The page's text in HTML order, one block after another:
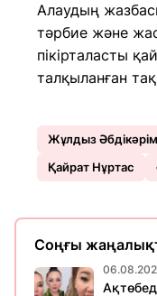
Алаудың
тәрбие және
пікірталасты
талқыланған
Жұлдыз
Қайрат Нұртас
Соңғы